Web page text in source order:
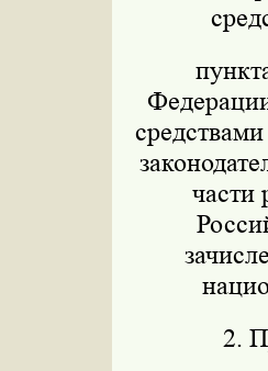
части
2.